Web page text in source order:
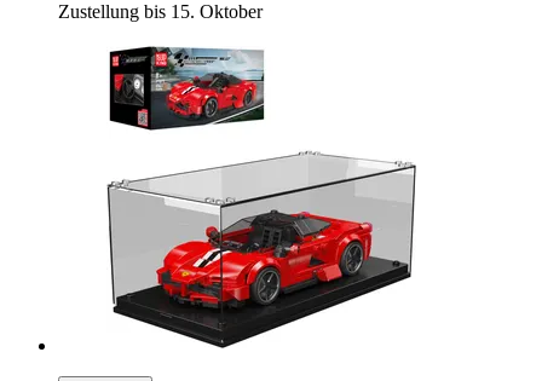
Zustellung bis 15. Oktober